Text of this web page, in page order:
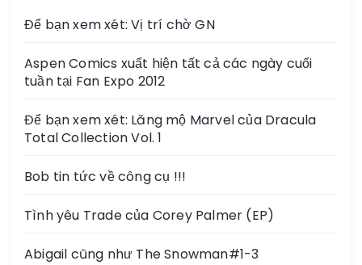
Để bạn xem xét: Vị trí chờ GN
Aspen Comics xuất hiện tất cả các ngày cuối
tuần tại Fan Expo 2012
Để bạn xem xét: Lăng mộ Marvel của Dracula
Total Collection Vol. 1
Bob tin tức về công cụ !!!
Tình yêu Trade của Corey Palmer (EP)
Abigail cũng như The Snowman#1-3